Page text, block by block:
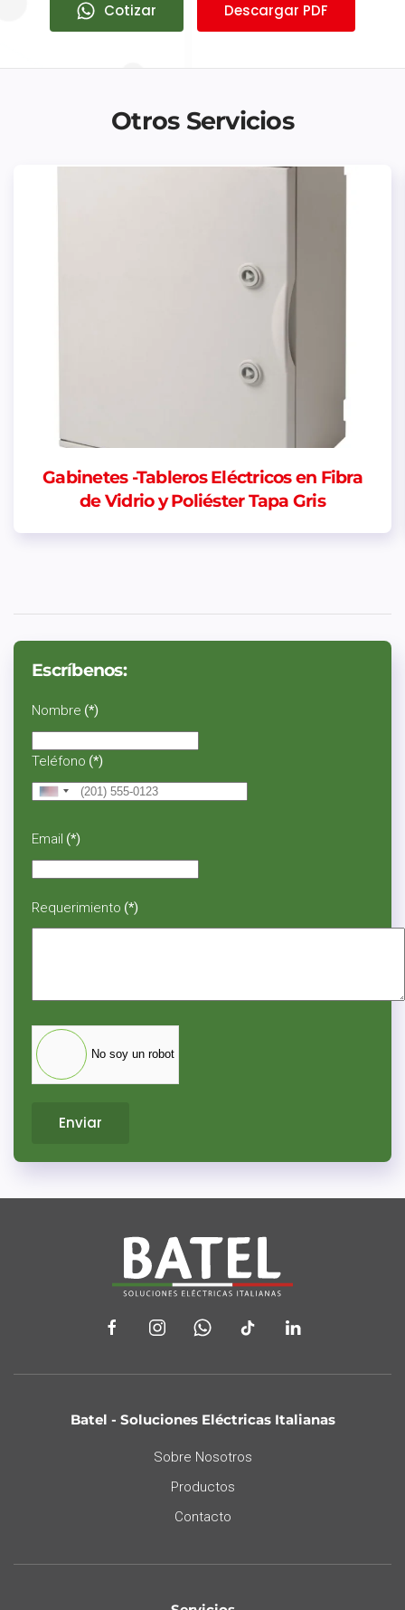
Cotizar Descargar PDF
Otros Servicios
Gabinetes -Tableros Eléctricos en Fibra
de Vidrio y Poliéster Tapa Gris
Escríbenos:
Nombre (*)
Teléfono (*)
United
+1
Email (*)
Requerimiento (*)
No soy un robot
Enviar
Batel - Soluciones Eléctricas Italianas
Sobre Nosotros
Productos
Contacto